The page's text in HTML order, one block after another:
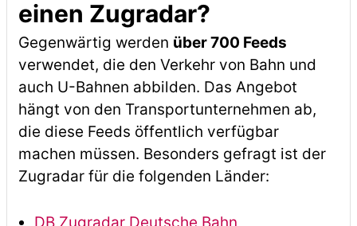
einen Zugradar?
Gegenwärtig werden über 700 Feeds
verwendet, die den Verkehr von Bahn und
auch U-Bahnen abbilden. Das Angebot
hängt von den Transportunternehmen ab,
die diese Feeds öffentlich verfügbar
machen müssen. Besonders gefragt ist der
Zugradar für die folgenden Länder: